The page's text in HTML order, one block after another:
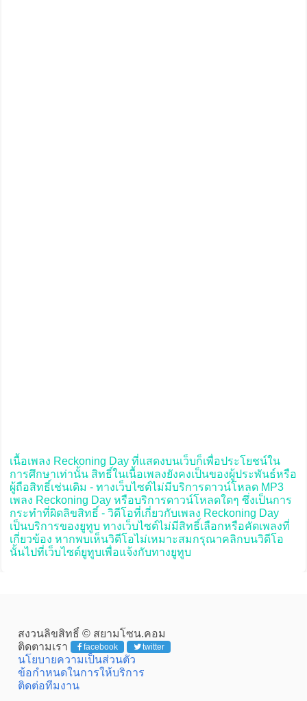
เนื้อเพลง Reckoning Day ที่แสดงบนเว็บก็เพื่อประโยชน์ใน
การศึกษาเท่านั้น สิทธิ์ในเนื้อเพลงยังคงเป็นของผู้ประพันธ์หรือ
ผู้ถือสิทธิ์เช่นเดิม - ทางเว็บไซต์ไม่มีบริการดาวน์โหลด MP3
เพลง Reckoning Day หรือบริการดาวน์โหลดใดๆ ซึ่งเป็นการ
กระทำที่ผิดลิขสิทธิ์ - วิดีโอที่เกี่ยวกับเพลง Reckoning Day
เป็นบริการของยูทูบ ทางเว็บไซต์ไม่มีสิทธิ์เลือกหรือคัดเพลงที่
เกี่ยวข้อง หากพบเห็นวิดีโอไม่เหมาะสมกรุณาคลิกบนวิดีโอ
นั้นไปที่เว็บไซต์ยูทูบเพื่อแจ้งกับทางยูทูบ
สงวนลิขสิทธิ์ © สยามโซน.คอม
ติดตามเรา
facebook twitter
นโยบายความเป็นส่วนตัว
ข้อกำหนดในการให้บริการ
ติดต่อทีมงาน